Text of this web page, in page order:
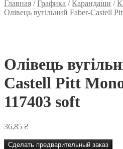
Главная /Графика /Карандаши /
Олівець вугільний Faber-Castell
Олівець
Castell Pitt
117403 soft
36,85 ₴
Сделать предварительный заказ